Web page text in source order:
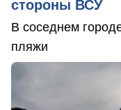
стороны ВСУ
В соседнем
пляжи